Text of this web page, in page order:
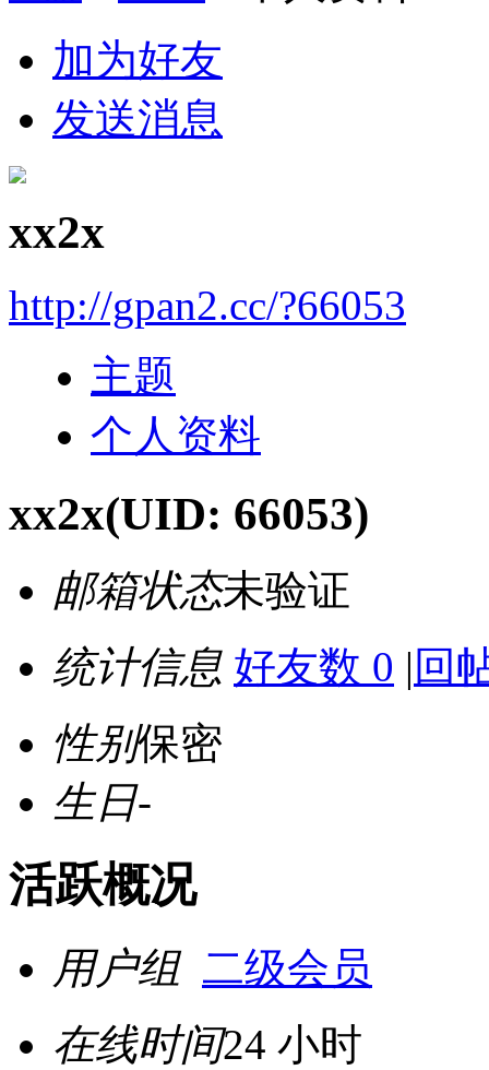
加为好友
发送消息
xx2x
http://gpan2.cc/?66053
主题
个人资料
xx2x(UID: 66053)
邮箱状态未验证
统计信息 好友数 0 | 回
性别保密
生日-
活跃概况
用户组 二级会员
在线时间24 小时